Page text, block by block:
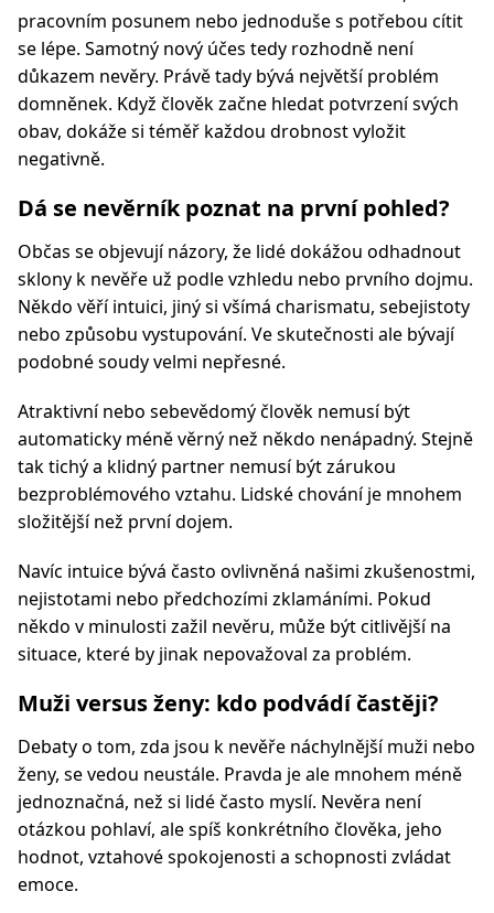
pracovním posunem nebo jednoduše s potřebou cítit
se lépe. Samotný nový účes tedy rozhodně není
důkazem nevěry. Právě tady bývá největší problém
domněnek. Když člověk začne hledat potvrzení svých
obav, dokáže si téměř každou drobnost vyložit
negativně.
Dá se nevěrník poznat na první pohled?
Občas se objevují názory, že lidé dokážou odhadnout
sklony k nevěře už podle vzhledu nebo prvního dojmu.
Někdo věří intuici, jiný si všímá charismatu, sebejistoty
nebo způsobu vystupování. Ve skutečnosti ale bývají
podobné soudy velmi nepřesné.
Atraktivní nebo sebevědomý člověk nemusí být
automaticky méně věrný než někdo nenápadný. Stejně
tak tichý a klidný partner nemusí být zárukou
bezproblémového vztahu. Lidské chování je mnohem
složitější než první dojem.
Navíc intuice bývá často ovlivněná našimi zkušenostmi,
nejistotami nebo předchozími zklamáními. Pokud
někdo v minulosti zažil nevěru, může být citlivější na
situace, které by jinak nepovažoval za problém.
Muži versus ženy: kdo podvádí častěji?
Debaty o tom, zda jsou k nevěře náchylnější muži nebo
ženy, se vedou neustále. Pravda je ale mnohem méně
jednoznačná, než si lidé často myslí. Nevěra není
otázkou pohlaví, ale spíš konkrétního člověka, jeho
hodnot, vztahové spokojenosti a schopnosti zvládat
emoce.